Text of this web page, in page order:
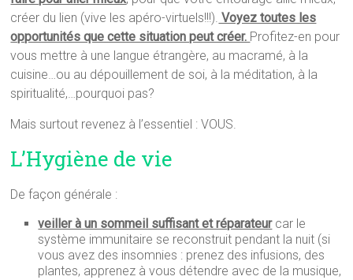
créer du lien (vive les apéro-virtuels!!!). Voyez toutes les
opportunités que cette situation peut créer. Profitez-en pour
vous mettre à une langue étrangère, au macramé, à la
cuisine…ou au dépouillement de soi, à la méditation, à la
spiritualité,…pourquoi pas?
Mais surtout revenez à l’essentiel : VOUS.
L’Hygiène de vie
De façon générale :
veiller à un sommeil suffisant et réparateurcar le
système immunitaire se reconstruit pendant la nuit (si
vous avez des insomnies : prenez des infusions, des
plantes, apprenez à vous détendre avec de la musique,